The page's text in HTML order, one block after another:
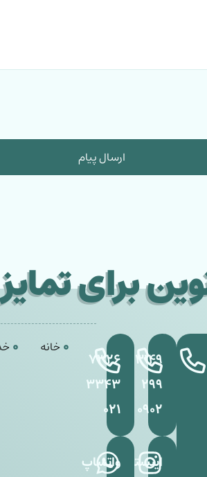
ارسال پیام
برای
۳۱۴۹
۲۹۹
۰۹۰۲
اینستاگرام
۷۳۲۶
۳۳۴۳
۰۲۱
واتساپ
خانه